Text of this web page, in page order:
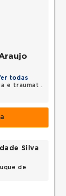
todas
Silva
de